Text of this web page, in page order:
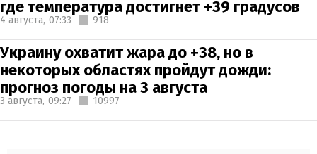
где температура достигнет +39 градусов
4 августа, 07:33 918
Украину охватит жара до +38, но в
некоторых областях пройдут дожди:
прогноз погоды на 3 августа
3 августа, 09:27 10997